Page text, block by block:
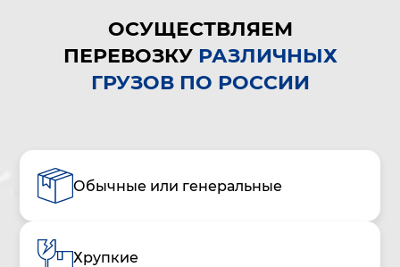
ОСУЩЕСТВЛЯЕМ
ПЕРЕВОЗКУРАЗЛИЧНЫХ
ГРУЗОВ ПО РОССИИ
Обычные или генеральные
Хрупкие